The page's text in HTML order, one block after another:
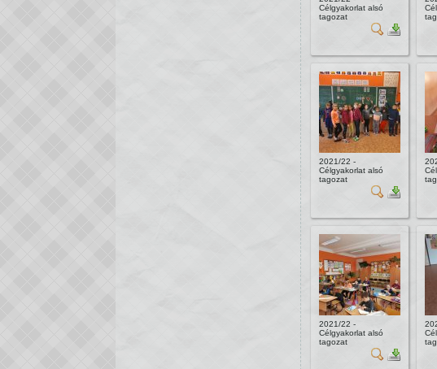
Célgyakorlat alsó
tagozat
2021/22 -
Célgyakorlat alsó
tagozat
2021/22 -
Célgyakorlat alsó
tagozat